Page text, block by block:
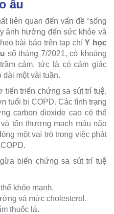
âu
liên quan đến vấn đề “sống
ảnh hưởng đến sức khỏe và
bài báo trên tạp chíY học
số tháng 7/2021, có khoảng
cảm, tức là có cảm giác
dài một vài tuần.
tiến triển chứng sa sút trí tuệ,
tuổi bị COPD. Các tình trạng
carbon dioxide cao có thể
tổn thương mạch máu não
một vai trò trong việc phát
biến chứng sa sút trí tuệ
khỏe mạnh.
và mức cholesterol.
thuốc lá.